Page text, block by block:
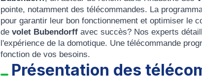
pointe, notamment des télécommandes. La
pour garantir leur bon fonctionnement et optimiser le
de volet Bubendorff avec succès? Nos experts
l'expérience de la domotique. Une télécommande
fonction de vos besoins.
Présentation des